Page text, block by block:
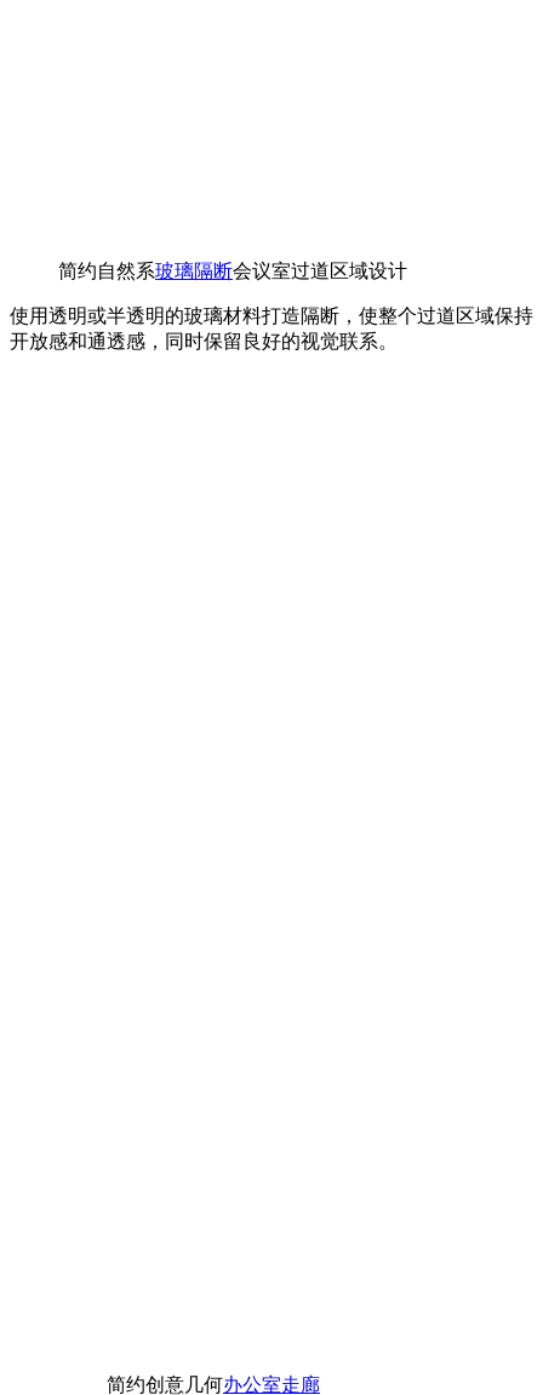
简约自然系玻璃隔断会议室过道区域设计
使用透明或半透明的玻璃材料打造隔断，使整个过道区域保持
开放感和通透感，同时保留良好的视觉联系。
简约创意几何办公室走廊